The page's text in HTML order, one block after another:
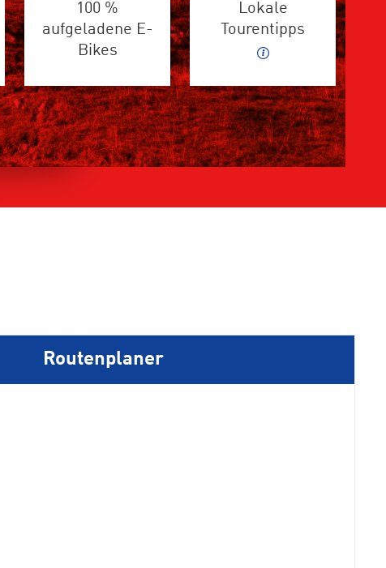
100 %
aufgeladene E-
Bikes
Lokale
Tourentipps
Routenplaner